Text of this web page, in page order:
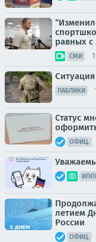
равных
СМИ
ПАБЛИКИ
Статус
ОФИЦ.
летием
России
ОФИЦ.